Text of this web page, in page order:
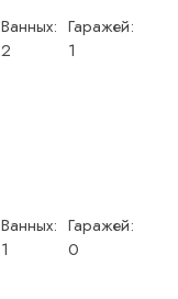
Ванных:
2
Гаражей:
1
Ванных:
1
Гаражей:
0